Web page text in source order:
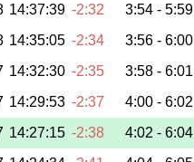
14:37:39 -2:32 3:54 - 5:59
14:35:05 -2:34 3:56 - 6:00
14:32:30 -2:35 3:58 - 6:01
14:29:53 -2:37 4:00 - 6:02
14:27:15 -2:38 4:02 - 6:04